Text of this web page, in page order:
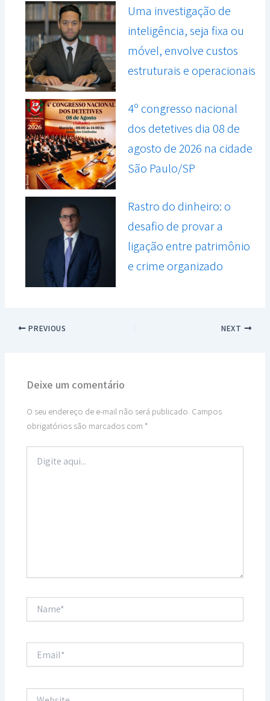
Uma investigação de
inteligência, seja fixa ou
móvel, envolve custos
estruturais e operacionais
4º congresso nacional
dos detetives dia 08 de
agosto de 2026 na cidade
São Paulo/SP
Rastro do dinheiro: o
desafio de provar a
ligação entre patrimônio
e crime organizado
PREVIOUS NEXT
Deixe um comentário
O seu endereço de e-mail não será publicado. Campos
obrigatórios são marcados com*
aqui...